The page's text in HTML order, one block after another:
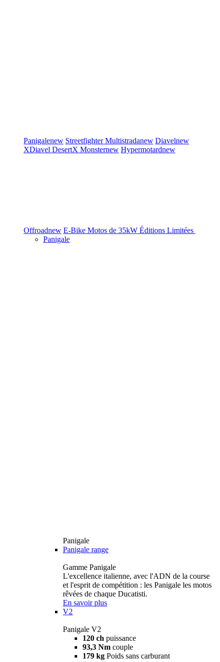
Panigalenew StreetfighterMultistradanew Diavelnew
XDiavel DesertX Monsternew Hypermotardnew
Offroadnew E-Bike Motos de 35kW Éditions Limitées
Panigale
Panigale
Panigale range
Gamme Panigale
L'excellence italienne, avec l'ADN de la course
et l'esprit de compétition : les Panigale les motos
rêvées de chaque Ducatisti.
En savoir plus
V2
Panigale V2
120 ch puissance
93,3 Nm couple
179 kg Poids sans carburant